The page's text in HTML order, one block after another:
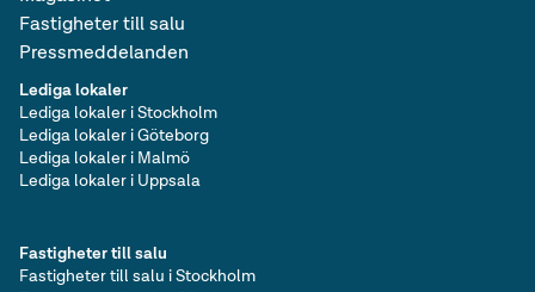
Fastigheter till salu
Pressmeddelanden
Lediga lokaler
Lediga lokaler i Stockholm
Lediga lokaler i Göteborg
Lediga lokaler i Malmö
Lediga lokaler i Uppsala
Fastigheter till salu
Fastigheter till salu i Stockholm